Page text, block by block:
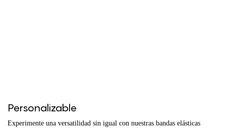
Personalizable
Experimente una versatilidad sin igual con nuestras bandas elásticas